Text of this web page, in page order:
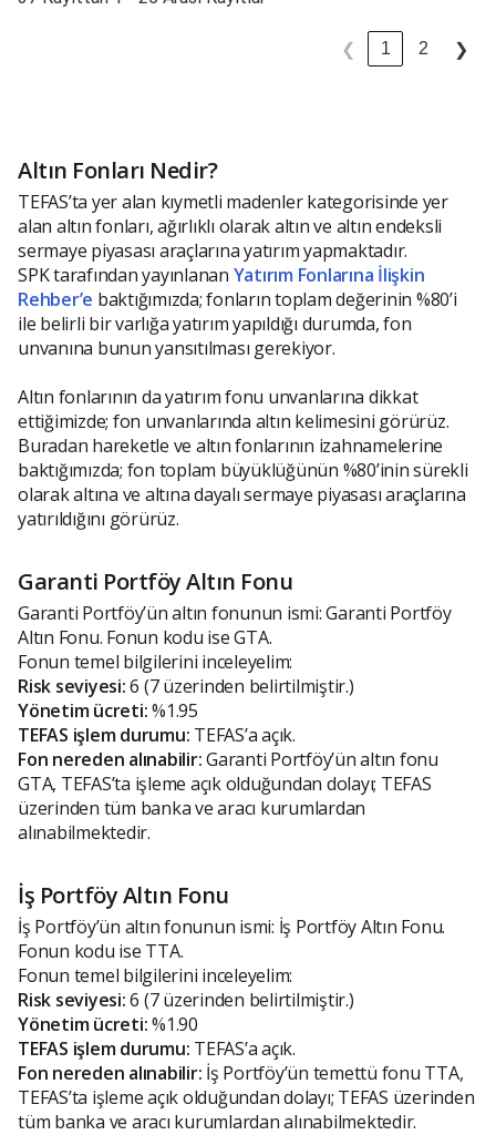
❮ 1 2 ❯
Altın Fonları Nedir?
TEFAS’ta yer alan kıymetli madenler kategorisinde yer
alan altın fonları, ağırlıklı olarak altın ve altın endeksli
sermaye piyasası araçlarına yatırım yapmaktadır.
SPK tarafından yayınlanan Yatırım Fonlarına İlişkin
Rehber’e baktığımızda; fonların toplam değerinin %80’i
ile belirli bir varlığa yatırım yapıldığı durumda, fon
unvanına bunun yansıtılması gerekiyor.
Altın fonlarının da yatırım fonu unvanlarına dikkat
ettiğimizde; fon unvanlarında altın kelimesini görürüz.
Buradan hareketle ve altın fonlarının izahnamelerine
baktığımızda; fon toplam büyüklüğünün %80’inin sürekli
olarak altına ve altına dayalı sermaye piyasası araçlarına
yatırıldığını görürüz.
Garanti Portföy Altın Fonu
Garanti Portföy’ün altın fonunun ismi: Garanti Portföy
Altın Fonu. Fonun kodu ise GTA.
Fonun temel bilgilerini inceleyelim:
Risk seviyesi:6 (7 üzerinden belirtilmiştir.)
Yönetim ücreti:%1.95
TEFAS işlem durumu: TEFAS’a açık.
Fon nereden alınabilir:Garanti Portföy’ün altın fonu
GTA, TEFAS’ta işleme açık olduğundan dolayı; TEFAS
üzerinden tüm banka ve aracı kurumlardan
alınabilmektedir.
İş Portföy Altın Fonu
İş Portföy’ün altın fonunun ismi: İş Portföy Altın Fonu.
Fonun kodu ise TTA.
Fonun temel bilgilerini inceleyelim:
Risk seviyesi:6 (7 üzerinden belirtilmiştir.)
Yönetim ücreti:%1.90
TEFAS işlem durumu: TEFAS’a açık.
Fon nereden alınabilir: İş Portföy’ün temettü fonu TTA,
TEFAS’ta işleme açık olduğundan dolayı; TEFAS üzerinden
tüm banka ve aracı kurumlardan alınabilmektedir.